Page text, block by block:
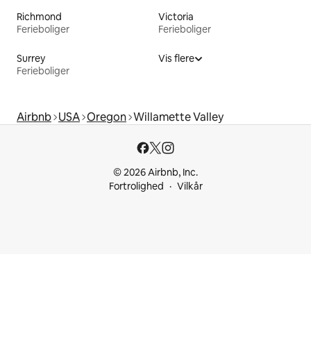
Richmond
Ferieboliger
Victoria
Ferieboliger
Surrey
Ferieboliger
Vis flere
Airbnb USA Oregon Willamette Valley
© 2026 Airbnb, Inc.
Fortrolighed
Vilkår